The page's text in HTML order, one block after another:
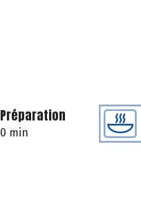
Préparation
0 min